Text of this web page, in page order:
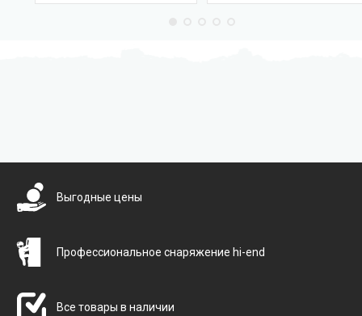
Выгодные цены
Профессиональное снаряжение hi-end
Все товары в наличии